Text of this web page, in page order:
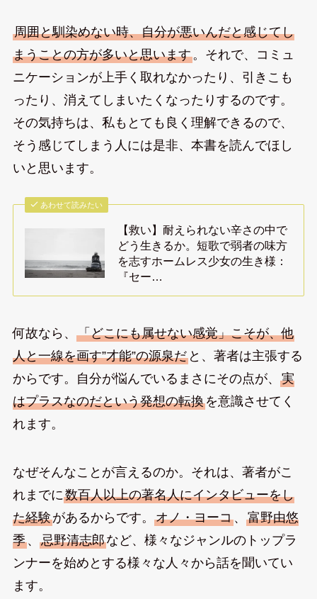
周囲と馴染めない時、自分が悪いんだと感じてし
まうことの方が多いと思います。それで、コミュ
ニケーションが上手く取れなかったり、引きこも
ったり、消えてしまいたくなったりするのです。
その気持ちは、私もとても良く理解できるので、
そう感じてしまう人には是非、本書を読んでほし
いと思います。
あわせて読みたい
【救い】耐えられない辛さの中で
どう生きるか。短歌で弱者の味方
を志すホームレス少女の生き様：
『セー…
何故なら、 「どこにも属せない感覚」こそが、他
人と一線を画す”才能”の源泉だと、著者は主張する
からです。自分が悩んでいるまさにその点が、 実
はプラスなのだという発想の転換を意識させてく
れます。
なぜそんなことが言えるのか。それは、著者がこ
れまでに数百人以上の著名人にインタビューをし
た経験があるからです。 オノ・ヨーコ、 富野由悠
季、 忌野清志郎など、様々なジャンルのトップラ
ンナーを始めとする様々な人々から話を聞いてい
ます。